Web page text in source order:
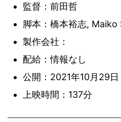
監督：前田哲
脚本：橋本裕志, Maiko
製作会社：
配給：情報なし
公開：2021年10月29日
上映時間：137分